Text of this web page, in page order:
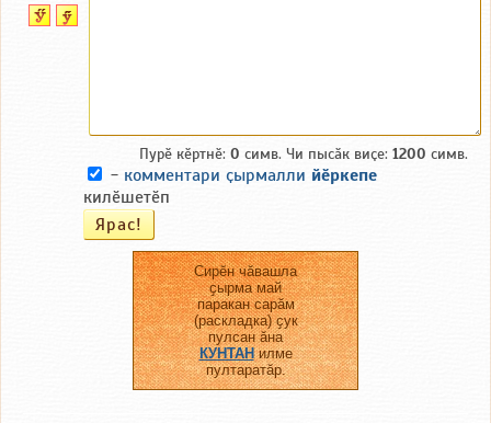
Пурӗ кӗртнӗ: 0 симв. Чи пысӑк виҫе: 1200 симв.
- комментари ҫырмалли йӗркепе
килӗшетӗп
Сирӗн чӑвашла
ҫырма май
паракан сарӑм
(раскладка) ҫук
пулсан ӑна
КУНТАНилме
пултаратӑр.